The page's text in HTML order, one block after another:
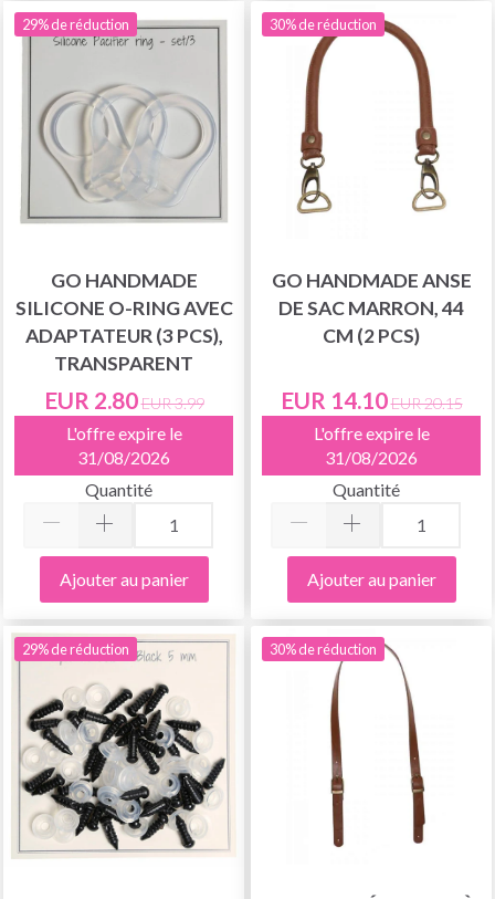
29% de réduction
GO HANDMADE
SILICONE O-RING AVEC
ADAPTATEUR (3 PCS),
TRANSPARENT
EUR 2.80EUR 3.99
L'offre expire le
31/08/2026
Quantité
Ajouter au panier
30% de réduction
GO HANDMADE ANSE
DE SAC MARRON, 44
CM (2 PCS)
EUR 14.10EUR 20.15
L'offre expire le
31/08/2026
Quantité
Ajouter au panier
29% de réduction 30% de réduction